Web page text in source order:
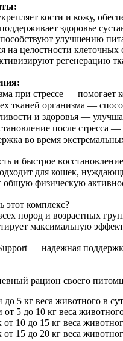
кости и кожу,
здоровье
улучшению
на целостности
регенерацию
при стрессе — помогает
тканей организма —
и здоровья —
после стресса
во время
и быстрое
для кошек,
физическую
этот комплекс?
пород и возрастных
максимальную
— надежная
рацион своего
5 кг веса животного в
5 до 10 кг веса
10 до 15 кг веса
15 до 20 кг веса